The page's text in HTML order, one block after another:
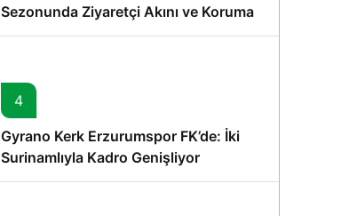
Sezonunda Ziyaretçi Akını ve Koruma
Vurgusu
4
Gyrano Kerk Erzurumspor FK’de: İki
Surinamlıyla Kadro Genişliyor